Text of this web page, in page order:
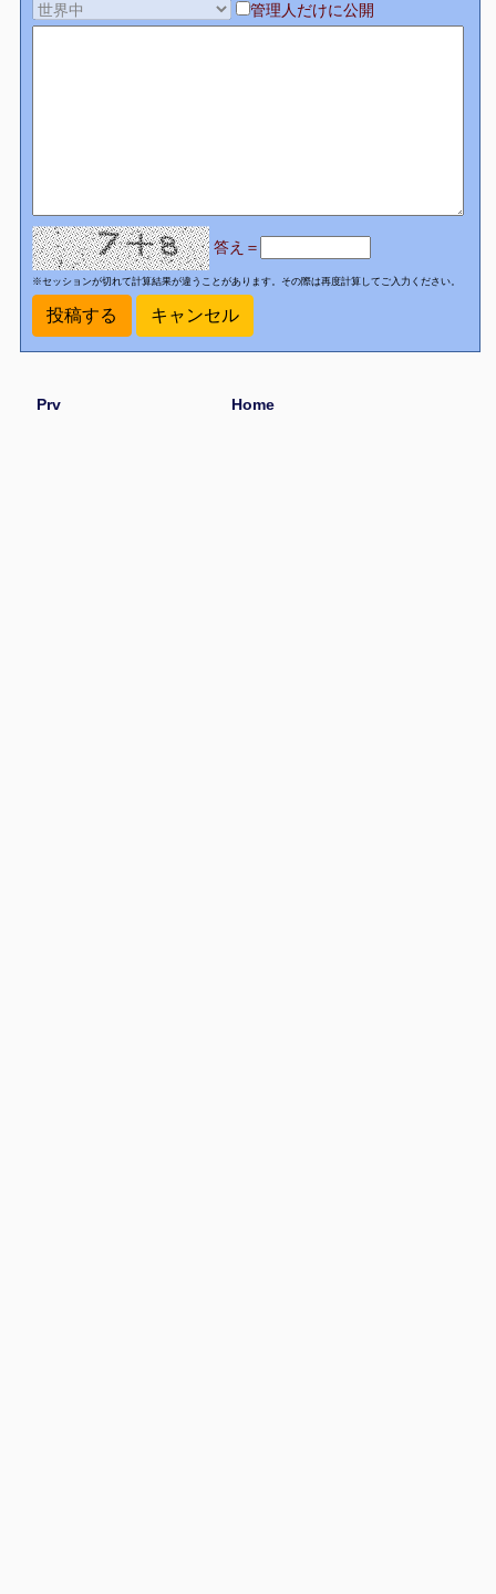
管理人だけに公開
答え＝
※セッションが切れて計算結果が違うことがあります。その際は再度計算してご入力ください。
Prv Home